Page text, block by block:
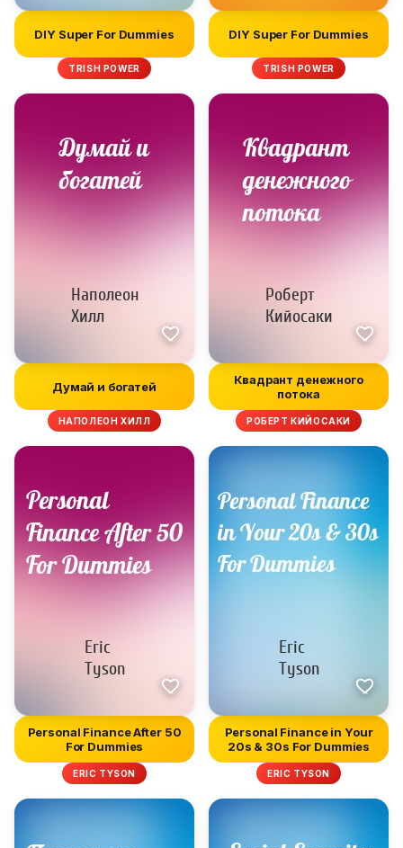
DIY Super For Dummies
TRISH POWER
DIY Super For Dummies
TRISH POWER
Думай и богатей
НАПОЛЕОН ХИЛЛ
Квадрант денежного
потока
РОБЕРТ КИЙОСАКИ
Personal Finance After 50
For Dummies
ERIC TYSON
Personal Finance in Your
20s & 30s For Dummies
ERIC TYSON